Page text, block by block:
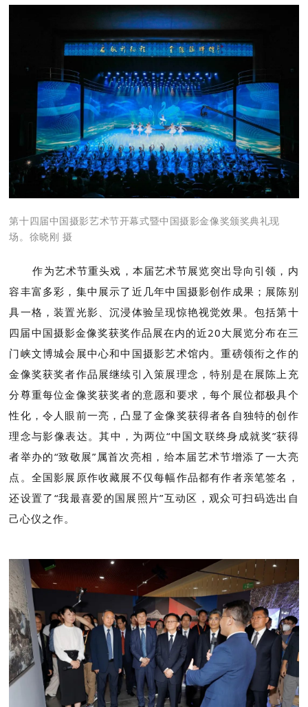
第十四届中国摄影艺术节开幕式暨中国摄影金像奖颁奖典礼现
场。徐晓刚 摄
作为艺术节重头戏，本届艺术节展览突出导向引领，内
容丰富多彩，集中展示了近几年中国摄影创作成果；展陈别
具一格，装置光影、沉浸体验呈现惊艳视觉效果。包括第十
四届中国摄影金像奖获奖作品展在内的近20大展览分布在三
门峡文博城会展中心和中国摄影艺术馆内。重磅领衔之作的
金像奖获奖者作品展继续引入策展理念，特别是在展陈上充
分尊重每位金像奖获奖者的意愿和要求，每个展位都极具个
性化，令人眼前一亮，凸显了金像奖获得者各自独特的创作
理念与影像表达。其中，为两位“中国文联终身成就奖”获得
者举办的“致敬展”属首次亮相，给本届艺术节增添了一大亮
点。全国影展原作收藏展不仅每幅作品都有作者亲笔签名，
还设置了“我最喜爱的国展照片”互动区，观众可扫码选出自
己心仪之作。